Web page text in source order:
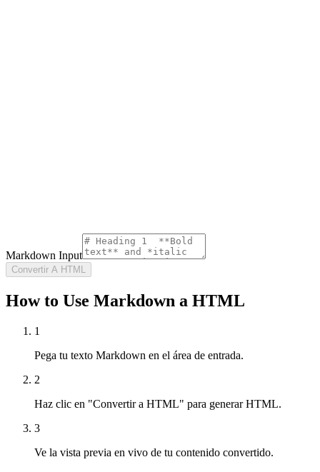
Markdown Input
Convertir A HTML
How to Use Markdown a HTML
1
Pega tu texto Markdown en el área de entrada.
2
Haz clic en "Convertir a HTML" para generar HTML.
3
Ve la vista previa en vivo de tu contenido convertido.